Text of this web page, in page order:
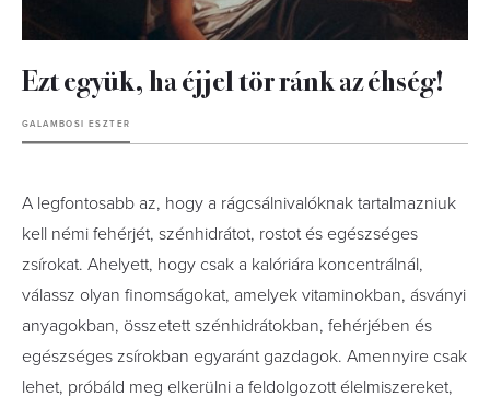
Ezt együk, ha éjjel tör ránk az éhség!
GALAMBOSI ESZTER
A legfontosabb az, hogy a rágcsálnivalóknak tartalmazniuk
kell némi fehérjét, szénhidrátot, rostot és egészséges
zsírokat. Ahelyett, hogy csak a kalóriára koncentrálnál,
válassz olyan finomságokat, amelyek vitaminokban, ásványi
anyagokban, összetett szénhidrátokban, fehérjében és
egészséges zsírokban egyaránt gazdagok. Amennyire csak
lehet, próbáld meg elkerülni a feldolgozott élelmiszereket,